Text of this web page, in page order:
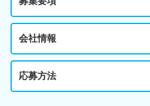
会社情報
応募方法